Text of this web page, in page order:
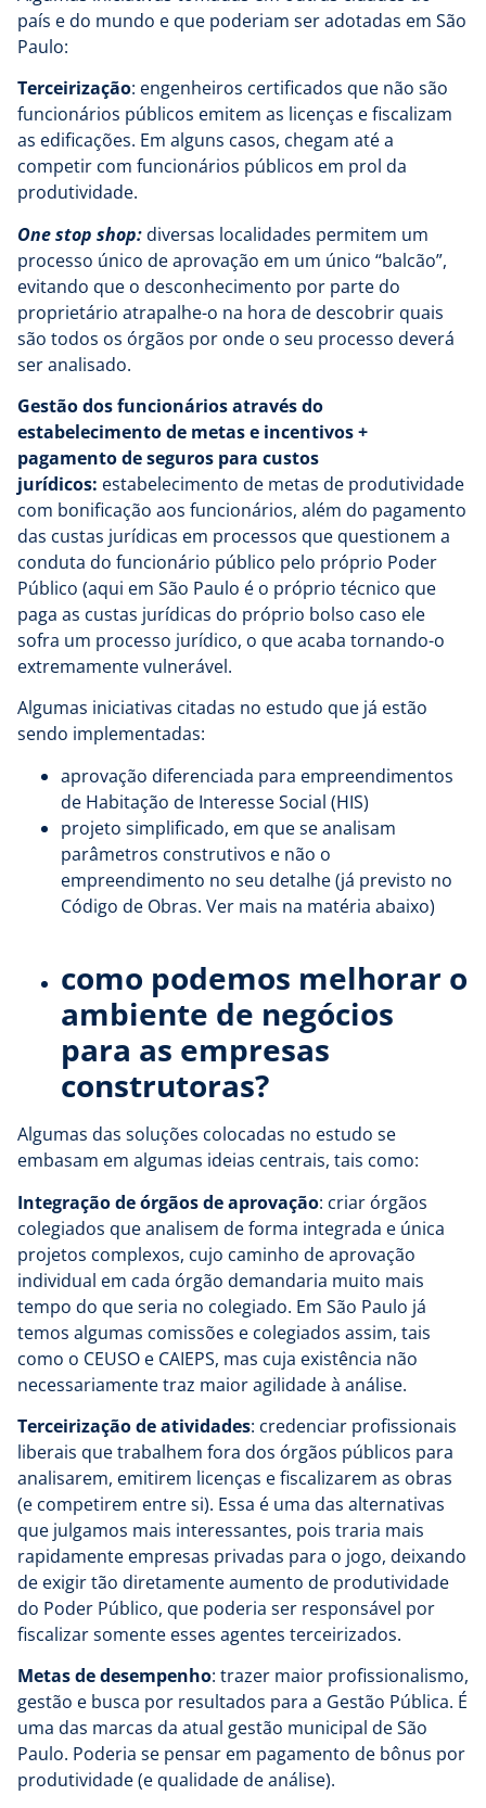
país e do mundo e que poderiam ser adotadas em São
Paulo:
Terceirização: engenheiros certificados que não são
funcionários públicos emitem as licenças e fiscalizam
as edificações. Em alguns casos, chegam até a
competir com funcionários públicos em prol da
produtividade.
One stop shop:diversas localidades permitem um
processo único de aprovação em um único “balcão”,
evitando que o desconhecimento por parte do
proprietário atrapalhe-o na hora de descobrir quais
são todos os órgãos por onde o seu processo deverá
ser analisado.
Gestão dos funcionários através do
estabelecimento de metas e incentivos +
pagamento de seguros para custos
jurídicos: estabelecimento de metas de produtividade
com bonificação aos funcionários, além do pagamento
das custas jurídicas em processos que questionem a
conduta do funcionário público pelo próprio Poder
Público (aqui em São Paulo é o próprio técnico que
paga as custas jurídicas do próprio bolso caso ele
sofra um processo jurídico, o que acaba tornando-o
extremamente vulnerável.
Algumas iniciativas citadas no estudo que já estão
sendo implementadas:
aprovação diferenciada para empreendimentos
de Habitação de Interesse Social (HIS)
projeto simplificado, em que se analisam
parâmetros construtivos e não o
empreendimento no seu detalhe (já previsto no
Código de Obras. Ver mais na matéria abaixo)
como podemos melhorar o
ambiente de negócios
para as empresas
construtoras?
Algumas das soluções colocadas no estudo se
embasam em algumas ideias centrais, tais como:
Integração de órgãos de aprovação: criar órgãos
colegiados que analisem de forma integrada e única
projetos complexos, cujo caminho de aprovação
individual em cada órgão demandaria muito mais
tempo do que seria no colegiado. Em São Paulo já
temos algumas comissões e colegiados assim, tais
como o CEUSO e CAIEPS, mas cuja existência não
necessariamente traz maior agilidade à análise.
Terceirização de atividades: credenciar profissionais
liberais que trabalhem fora dos órgãos públicos para
analisarem, emitirem licenças e fiscalizarem as obras
(e competirem entre si). Essa é uma das alternativas
que julgamos mais interessantes, pois traria mais
rapidamente empresas privadas para o jogo, deixando
de exigir tão diretamente aumento de produtividade
do Poder Público, que poderia ser responsável por
fiscalizar somente esses agentes terceirizados.
Metas de desempenho: trazer maior profissionalismo,
gestão e busca por resultados para a Gestão Pública. É
uma das marcas da atual gestão municipal de São
Paulo. Poderia se pensar em pagamento de bônus por
produtividade (e qualidade de análise).